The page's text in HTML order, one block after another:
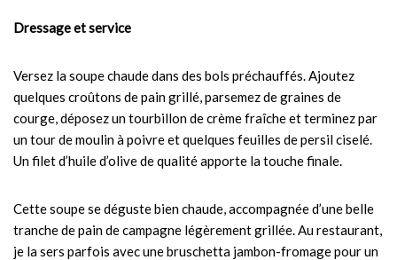
Dressage et service
Versez la soupe chaude dans des bols préchauffés. Ajoutez
quelques croûtons de pain grillé, parsemez de graines de
courge, déposez un tourbillon de crème fraîche et terminez par
un tour de moulin à poivre et quelques feuilles de persil ciselé.
Un filet d’huile d’olive de qualité apporte la touche finale.
Cette soupe se déguste bien chaude, accompagnée d’une belle
tranche de pain de campagne légèrement grillée. Au restaurant,
je la sers parfois avec une bruschetta jambon-fromage pour un